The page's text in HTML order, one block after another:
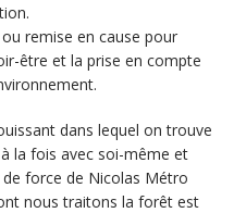
remise en cause pour
être et la prise en compte
dans lequel on trouve
la fois avec soi-même et
de force de Nicolas Métro
nous traitons la forêt est